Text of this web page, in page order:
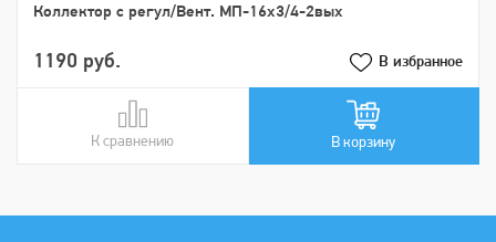
Коллектор с регул/Вент. МП-16х3/4-2вых
1190 руб. В избранное
К сравнению
В сравнении В корзину